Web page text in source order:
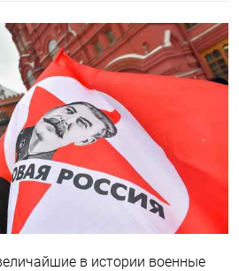
в истории военные